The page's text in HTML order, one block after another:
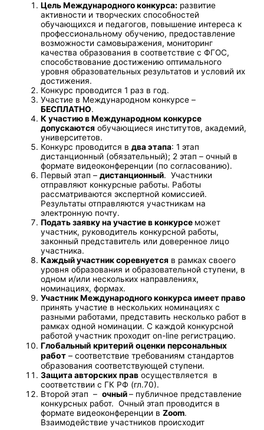
Цель Международного конкурса: развитие
активности и творческих способностей
обучающихся и педагогов, повышение интереса к
профессиональному обучению, предоставление
возможности самовыражения, мониторинг
качества образования в соответствие с ФГОС,
способствование достижению оптимального
уровня образовательных результатов и условий их
достижения.
Конкурс проводится 1 раз в год.
Участие в Международном конкурсе –
БЕСПЛАТНО.
К участию в Международном конкурсе
допускаютсяобучающиеся институтов, академий,
университетов.
Конкурс проводится в два этапа: 1 этап
дистанционный (обязательный); 2 этап – очный в
формате видеоконференции (по согласованию).
Первый этап – дистанционный. Участники
отправляют конкурсные работы. Работы
рассматриваются экспертной комиссией.
Результаты отправляются участникам на
электронную почту.
Подать заявку на участие в конкурсе может
участник, руководитель конкурсной работы,
законный представитель или доверенное лицо
участника.
Каждый участник соревнуетсяв рамках своего
уровня образования и образовательной ступени, в
одном и/или нескольких направлениях,
номинациях, формах.
Участник Международного конкурса имеет право
принять участие в нескольких номинациях с
разными работами, представить несколько работ в
рамках одной номинации. С каждой конкурсной
работой участник проходит on-line регистрацию.
Глобальный критерий оценки персональных
работ– соответствие требованиям стандартов
образования соответствующей ступени.
Защита авторских правосуществляется в
соответствии с ГК РФ (гл.70).
Второй этап – очный– публичное представление
конкурсных работ. Очный этап проводится в
формате видеоконференции в Zoom.
Взаимодействие участников происходит